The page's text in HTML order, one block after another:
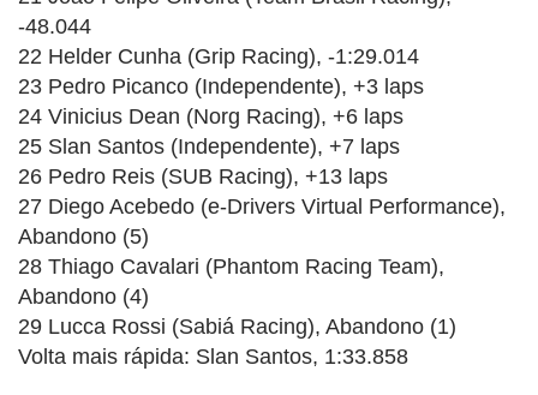
-48.044
22 Helder Cunha (Grip Racing), -1:29.014
23 Pedro Picanco (Independente), +3 laps
24 Vinicius Dean (Norg Racing), +6 laps
25 Slan Santos (Independente), +7 laps
26 Pedro Reis (SUB Racing), +13 laps
27 Diego Acebedo (e-Drivers Virtual Performance),
Abandono (5)
28 Thiago Cavalari (Phantom Racing Team),
Abandono (4)
29 Lucca Rossi (Sabiá Racing), Abandono (1)
Volta mais rápida: Slan Santos, 1:33.858